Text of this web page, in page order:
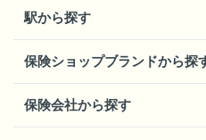
駅から探す
保険ショップブランドから探
保険会社から探す